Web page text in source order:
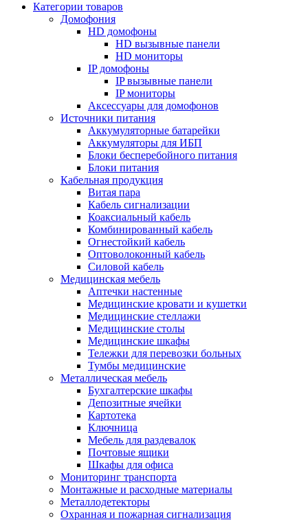
Категории товаров
Домофония
HD домофоны
HD вызывные панели
HD мониторы
IP домофоны
IP вызывные панели
IP мониторы
Аксессуары для домофонов
Источники питания
Аккумуляторные батарейки
Аккумуляторы для ИБП
Блоки бесперебойного питания
Блоки питания
Кабельная продукция
Витая пара
Кабель сигнализации
Коаксиальный кабель
Комбинированный кабель
Огнестойкий кабель
Оптоволоконный кабель
Силовой кабель
Медицинская мебель
Аптечки настенные
Медицинские кровати и кушетки
Медицинские стеллажи
Медицинские столы
Медицинские шкафы
Тележки для перевозки больных
Тумбы медицинские
Металлическая мебель
Бухгалтерские шкафы
Депозитные ячейки
Картотека
Ключница
Мебель для раздевалок
Почтовые ящики
Шкафы для офиса
Мониторинг транспорта
Монтажные и расходные материалы
Металлодетекторы
Охранная и пожарная сигнализация